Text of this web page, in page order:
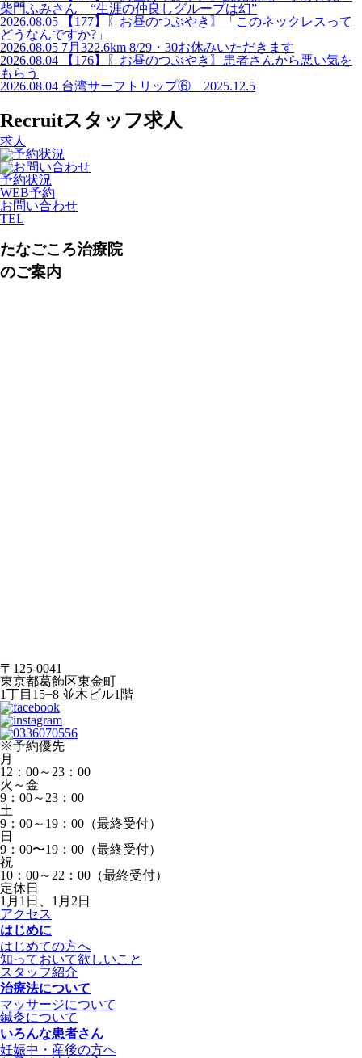
柴門ふみさん “生涯の仲良しグループは幻”
2026.08.05
【177】〖お昼のつぶやき〗「このネックレスって
どうなんですか?」
2026.08.05 7月322.6km 8/29・30お休みいただきます
2026.08.04
【176】〖お昼のつぶやき〗患者さんから悪い気を
もらう
2026.08.04 台湾サーフトリップ⑥ 2025.12.5
Recruitスタッフ求人
求人
予約状況
WEB予約
お問い合わせ
TEL
たなごころ治療院
のご案内
〒125-0041
東京都葛飾区東金町
1丁目15−8 並木ビル1階
※予約優先
月
12：00～23：00
火～金
9：00～23：00
土
9：00～19：00（最終受付）
日
9：00〜19：00（最終受付）
祝
10：00～22：00（最終受付）
定休日
1月1日、1月2日
アクセス
はじめに
はじめての方へ
知っておいて欲しいこと
スタッフ紹介
治療法について
マッサージについて
鍼灸について
いろんな患者さん
妊娠中・産後の方へ